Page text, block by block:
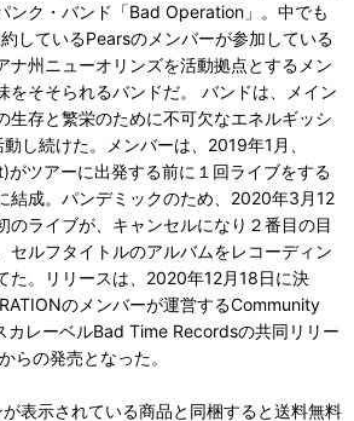
ンク・バンド「Bad Operation」。中でも
しているPearsのメンバーが参加している
ナ州ニューオリンズを活動拠点とするメン
をそそられるバンドだ。 バンドは、メイン
生存と繁栄のために不可欠なエネルギッシ
し続けた。メンバーは、2019年1月、
がツアーに出発する前に１回ライブをする
結成。パンデミックのため、2020年3月12
のライブが、キャンセルになり２番目の目
セルフタイトルのアルバムをレコーディン
た。リリースは、2020年12月18日に決
のメンバーが運営するCommunity
カレーベルBad Time Recordsの共同リリー
らの発売となった。
表示されている商品と同梱すると送料無料